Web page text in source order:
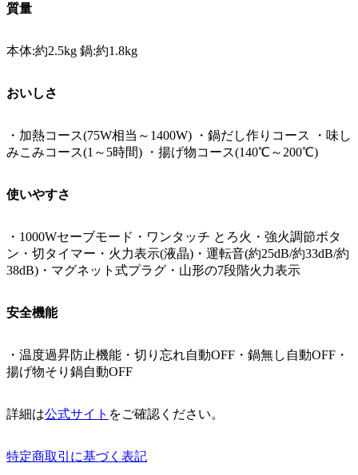
質量
本体:約2.5kg 鍋:約1.8kg
おいしさ
・加熱コース(75W相当～1400W) ・鍋だし作りコース ・味し
みこみコース(1～5時間) ・揚げ物コース(140℃～200℃)
使いやすさ
・1000Wセーブモード・ワンタッチ とろ火・強火調節ボタ
ン・切タイマー・火力表示(液晶)・運転音(約25dB/約33dB/約
38dB)・マグネット式プラグ・山形の7段階火力表示
安全機能
・温度過昇防止機能・切り忘れ自動OFF・鍋無し自動OFF・
揚げ物そり鍋自動OFF
詳細は公式サイト をご確認ください。
特定商取引に基づく表記